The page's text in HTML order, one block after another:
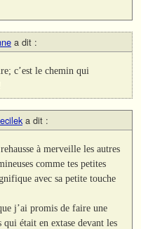
a dit :
c’est le chemin qui
a dit :
à merveille les autres
comme tes petites
avec sa petite touche
j’ai promis de faire une
était en extase devant les